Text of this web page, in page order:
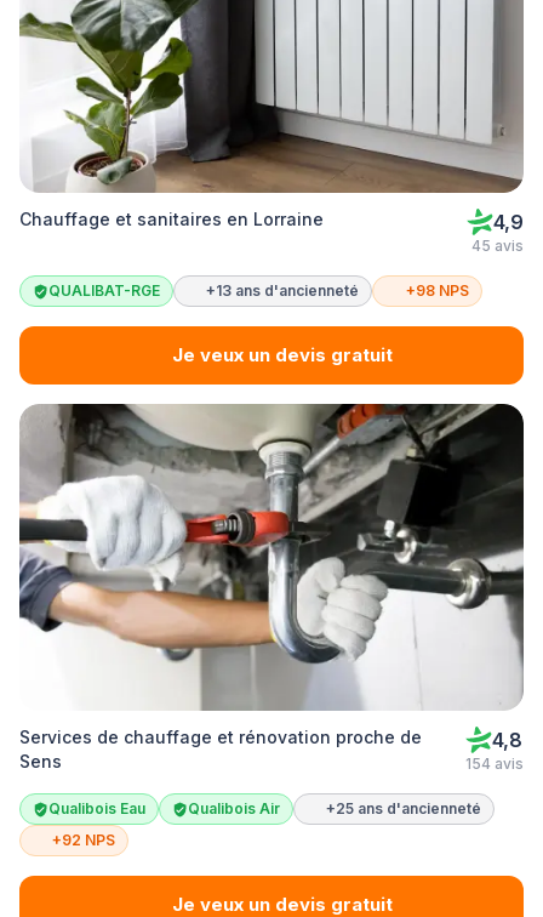
Chauffage et sanitaires en Lorraine 4,9
45 avis
QUALIBAT-RGE +13 ans d'ancienneté +98 NPS
Je veux un devis gratuit
Services de chauffage et rénovation proche de
Sens
4,8
154 avis
Qualibois Eau Qualibois Air
+25 ans d'ancienneté
+92 NPS
Je veux un devis gratuit